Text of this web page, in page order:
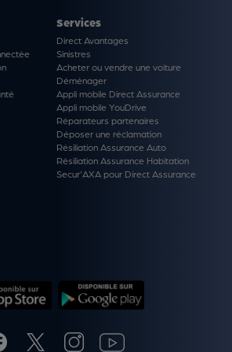
Services
Direct Avantages
Sinistres
Acheter ou vendre une voiture
Déménager
Appli mobile Direct Assurance
Appli mobile YouDrive
Réparateurs partenaires
Déposer une réclamation
Résiliation Assurance Auto
Résiliation Assurance Habitation
Secur'AXA pour Direct Assurance